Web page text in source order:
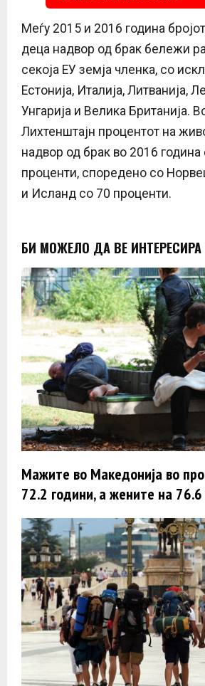
Меѓу 2015 и 2016 година
деца надвор од брак бележи
секоја ЕУ земја членка, со
Естонија, Италија, Литванија,
Унгарија и Велика Британија.
Лихтенштајн процентот на
надвор од брак во 2016 година
проценти, споредено со
и Исланд со 70 проценти.
БИ МОЖЕЛО ДА ВЕ ИНТЕРЕСИРА
Мажите во Македонија во
72.2 години, а жените на 76.6